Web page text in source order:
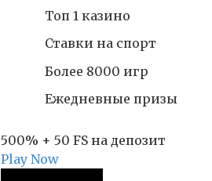
Топ 1 казино
Ставки на спорт
Более 8000 игр
Ежедневные призы
500% + 50 FS на депозит
Play Now